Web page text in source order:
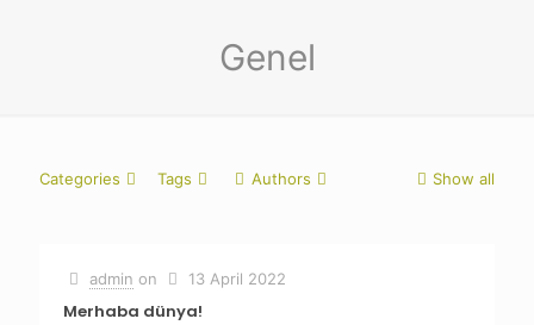
Genel
Categories Tags Authors Show all
admin on 13 April 2022
Merhaba dünya!